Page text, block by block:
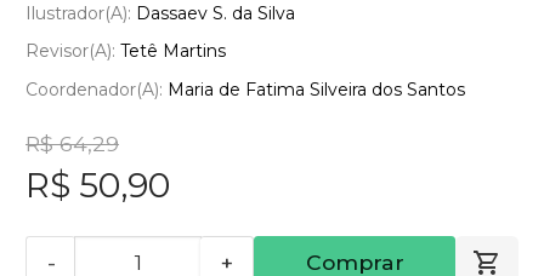
Ilustrador(a): Dassaev S. da Silva
Revisor(a): Tetê Martins
Coordenador(a): Maria de Fatima Silveira dos Santos
R$ 64,29
R$ 50,90
- + Comprar